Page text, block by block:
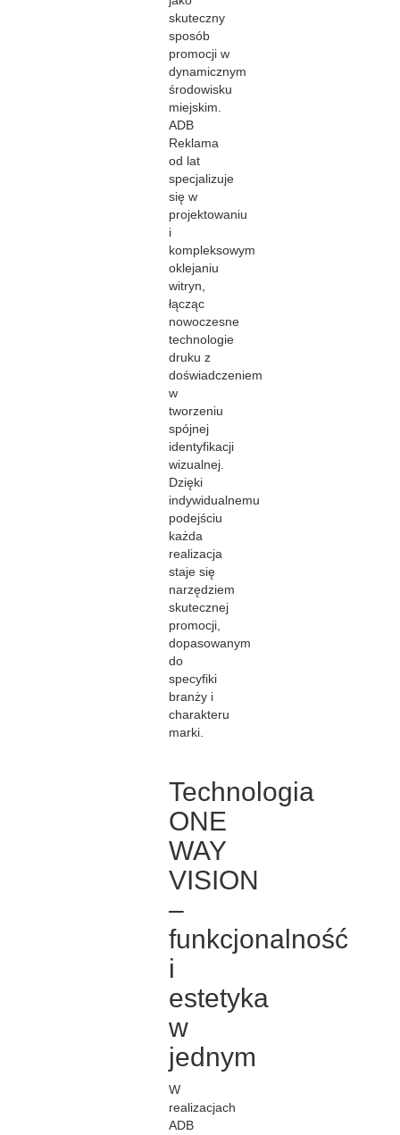
skuteczny
sposób
promocji w
dynamicznym
środowisku
miejskim.
ADB
Reklama
od lat
specjalizuje
się w
projektowaniu
i
kompleksowym
oklejaniu
witryn,
łącząc
nowoczesne
technologie
druku z
doświadczeniem
w
tworzeniu
spójnej
identyfikacji
wizualnej.
Dzięki
indywidualnemu
podejściu
każda
realizacja
staje się
narzędziem
skutecznej
promocji,
dopasowanym
do
specyfiki
branży i
charakteru
marki.
Technologia
ONE
WAY
VISION
–
funkcjonalność
i
estetyka
w
jednym
W
realizacjach
ADB